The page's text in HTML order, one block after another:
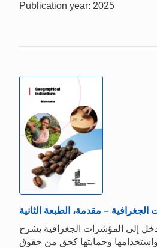
Publication year: 2025
الجغرافية – مقدمة، الطبعة الثانية
إلى المؤشرات الجغرافية يشرح
واستخدامها وحمايتها كحق من حقوق